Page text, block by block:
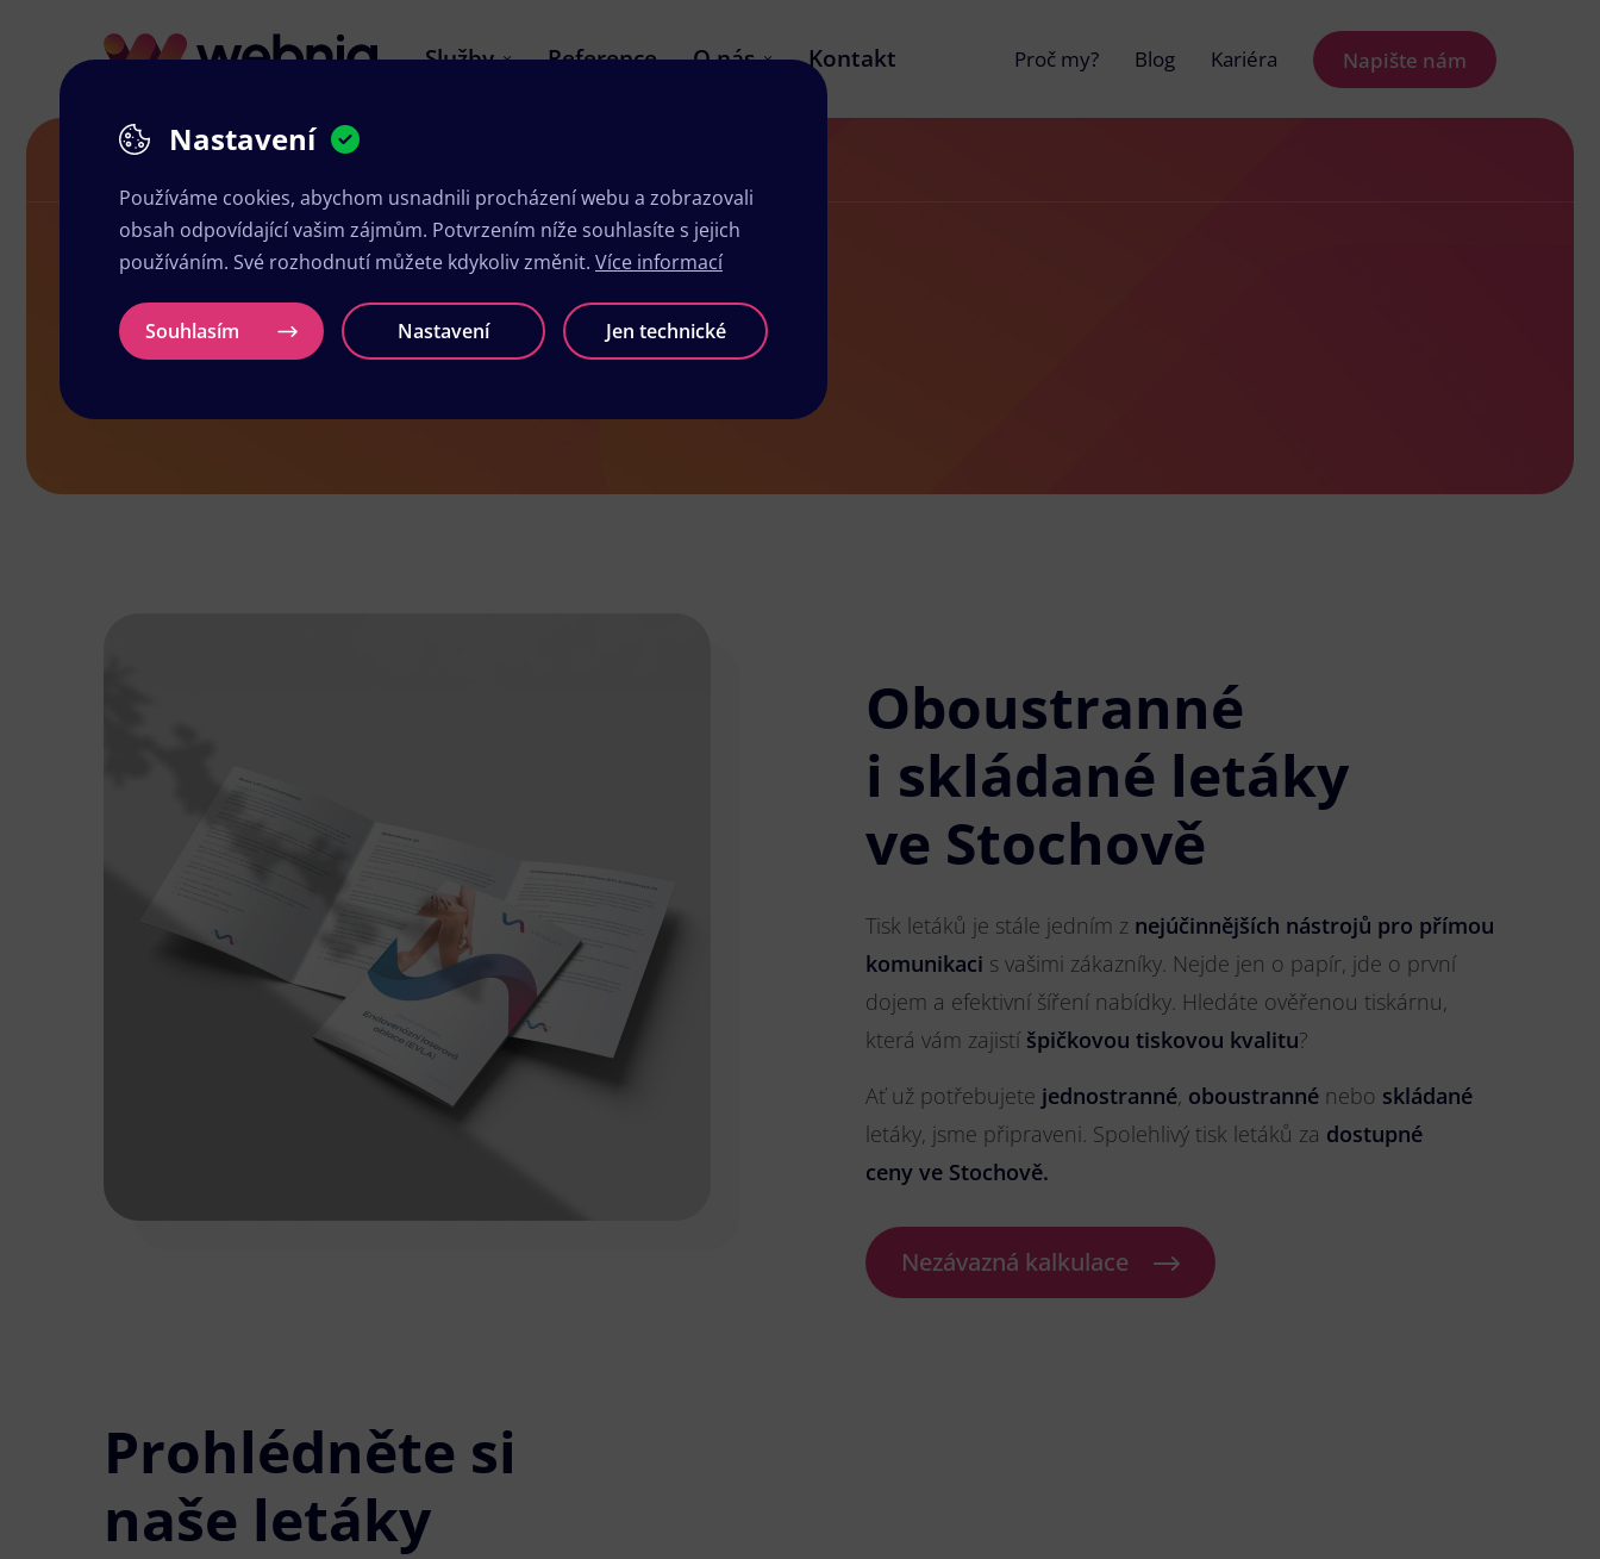
Služby Reference O nás Kontakt Proč my? Blog Kariéra Napište nám
Letáky ve Stochově
Letáky ve Stochově
Oboustranné
i skládané letáky
ve Stochově
Tisk letáků je stále jedním z nejúčinnějších nástrojů pro přímou
komunikaci s vašimi zákazníky. Nejde jen o papír, jde o první
dojem a efektivní šíření nabídky. Hledáte ověřenou tiskárnu,
která vám zajistí špičkovou tiskovou kvalitu?
Ať už potřebujete jednostranné, oboustranné nebo skládané
letáky, jsme připraveni. Spolehlivý tisk letáků za dostupné
ceny ve Stochově.
Nezávazná kalkulace
Prohlédněte si
naše letáky
Nastavení
Používáme cookies, abychom usnadnili procházení webu a zobrazovali
obsah odpovídající vašim zájmům. Potvrzením níže souhlasíte s jejich
používáním. Své rozhodnutí můžete kdykoliv změnit. Více informací
Souhlasím Nastavení Jen technické